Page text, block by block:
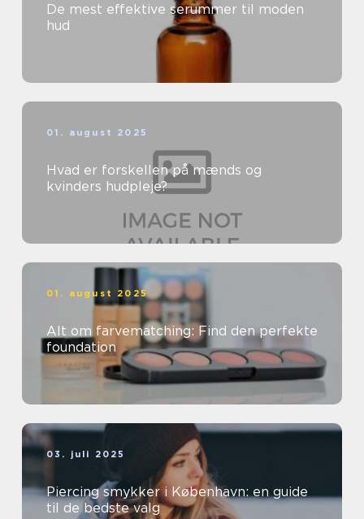
De mest effektive serummer til moden
hud
01. august 2025
Hvad er forskellen på mænds og
kvinders hudpleje?
01. august 2025
Alt om farvematching: Find den perfekte
foundation
03. juli 2025
Piercing smykker i København: en guide
til de bedste valg